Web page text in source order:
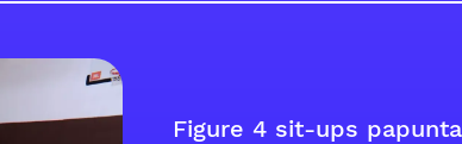
Figure 4 sit-ups papunta